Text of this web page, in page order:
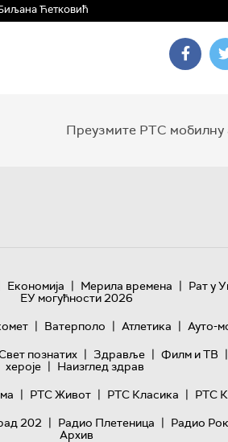
Ћетковић
Преузмите РТС мобилну
Економија | Мерила времена | Рат у
ЕУ могућности 2026
| Ватерполо | Атлетика | Ауто-
познатих | Здравље | Филм и ТВ |
хероје | Наизглед здрав
| РТС Живот | РТС Класика | РТС
202 | Радио Плетеница | Радио
Архив